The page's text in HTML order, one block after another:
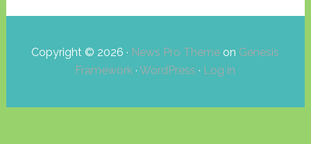
Copyright © 2026 · News Pro Theme on Genesis
Framework ·WordPress · Log in